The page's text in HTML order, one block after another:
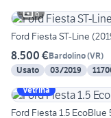
6
Ford Fiesta ST-Line
8.500 €Bardolino(VR)
Usato
03/2019
Vetrina
Ford Fiesta 1.5 EcoBlue